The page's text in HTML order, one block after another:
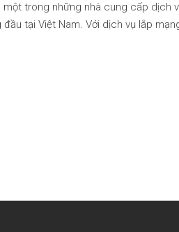
một trong những nhà cung cấp dịch
tại Việt Nam. Với dịch vụ lắp